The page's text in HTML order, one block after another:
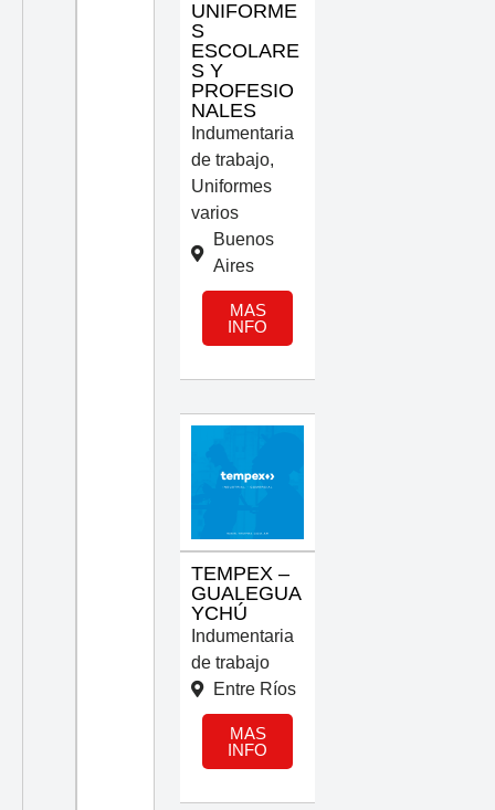
UNIFORME
S
ESCOLARE
S Y
PROFESIO
NALES
Indumentaria
de trabajo,
Uniformes
varios
Buenos
Aires
MAS
INFO
TEMPEX –
GUALEGUA
YCHÚ
Indumentaria
de trabajo
Entre Ríos
MAS
INFO